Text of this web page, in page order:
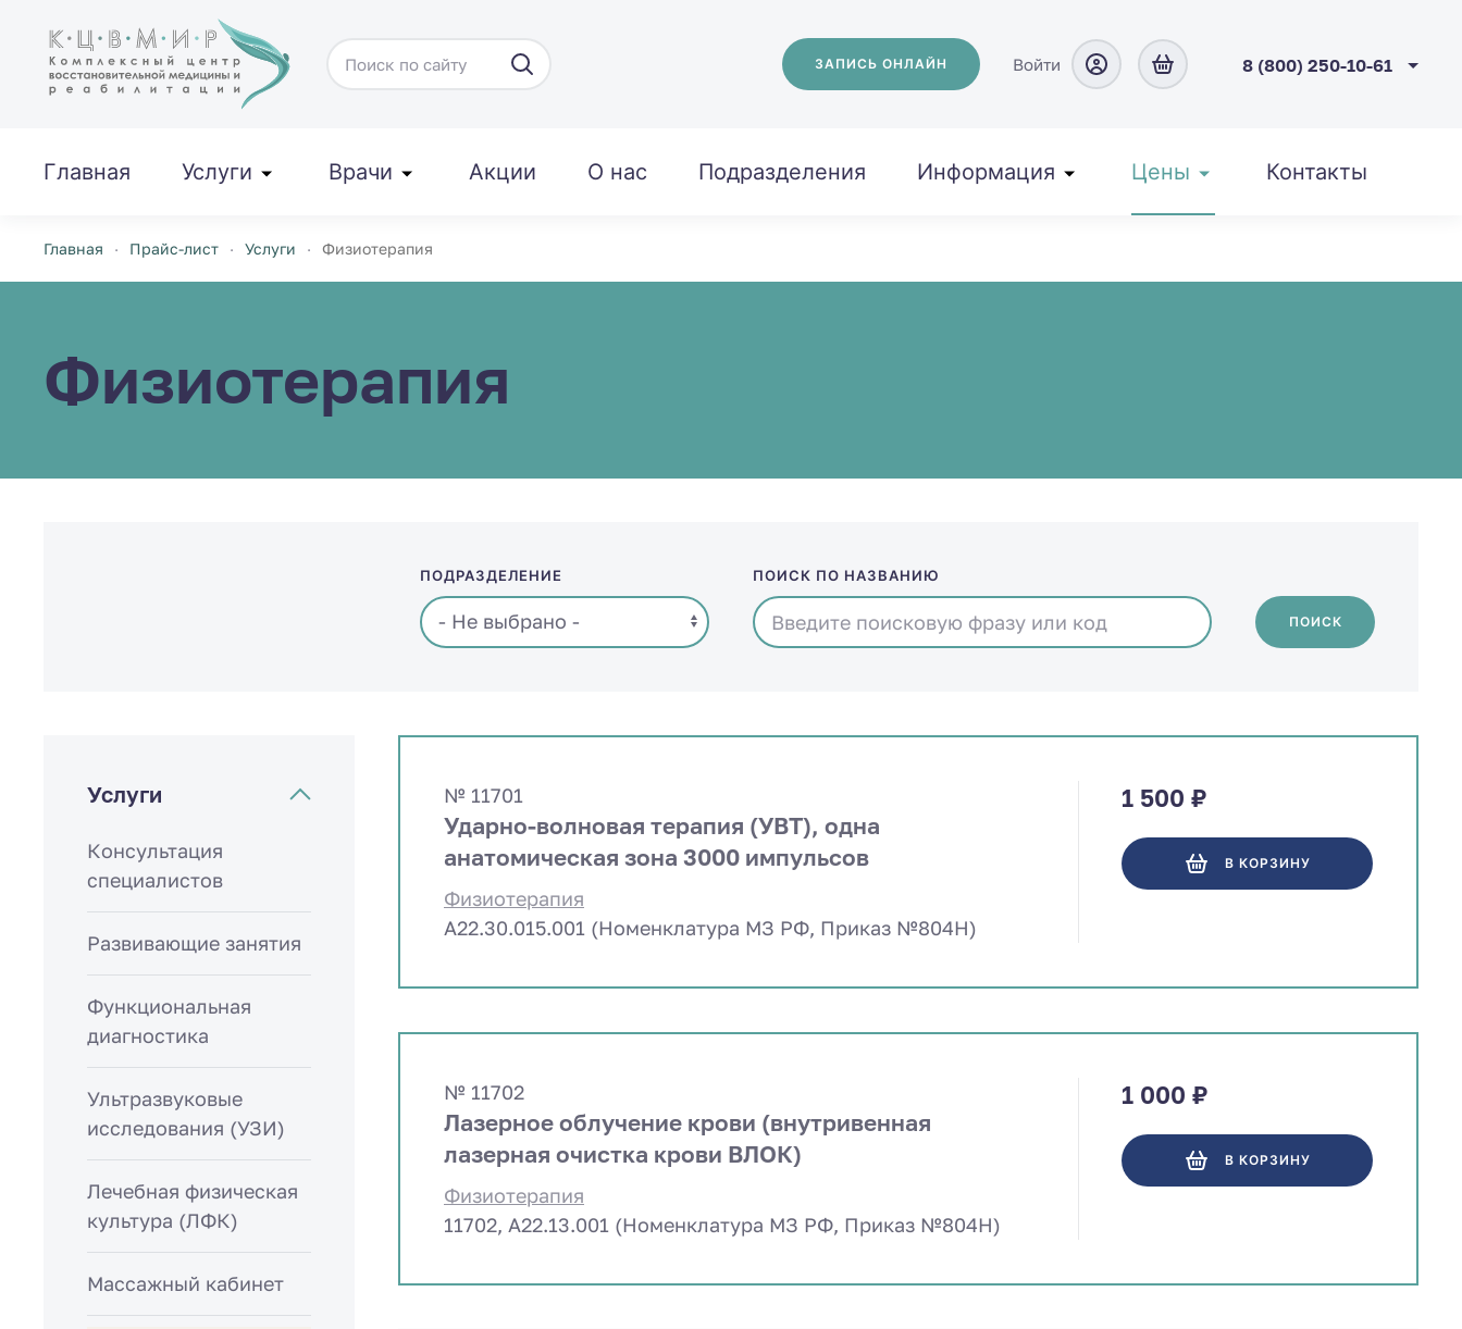
Перейти к содержимому ЗАПИСЬ ОНЛАЙН Войти 8 (800) 250-10-61
Главная Услуги Врачи Акции О нас Подразделения Информация Цены Контакты
Главная Прайс-лист Услуги Физиотерапия
Физиотерапия
ПОДРАЗДЕЛЕНИЕ ПОИСК ПО НАЗВАНИЮ
ПОИСК
Услуги
Консультация
специалистов
Развивающие занятия
Функциональная
диагностика
Ультразвуковые
исследования (УЗИ)
Лечебная физическая
культура (ЛФК)
Массажный кабинет
№ 11701
Ударно-волновая терапия (УВТ), одна
анатомическая зона 3000 импульсов
Физиотерапия
A22.30.015.001 (Номенклатура МЗ РФ, Приказ №804Н)
1 500 ₽
В КОРЗИНУ
№ 11702
Лазерное облучение крови (внутривенная
лазерная очистка крови ВЛОК)
Физиотерапия
11702, A22.13.001 (Номенклатура МЗ РФ, Приказ №804Н)
1 000 ₽
В КОРЗИНУ